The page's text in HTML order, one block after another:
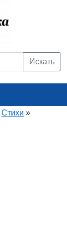
Искать
Стихи »